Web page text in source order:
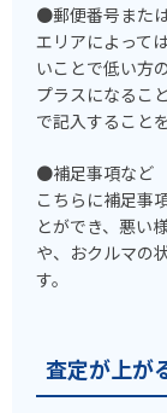
●郵便番号また
エリアによって
いことで低い方
プラスになるこ
で記入すること
●補足事項など
こちらに補足事
とができ、悪い
や、おクルマの
す。
査定が上が